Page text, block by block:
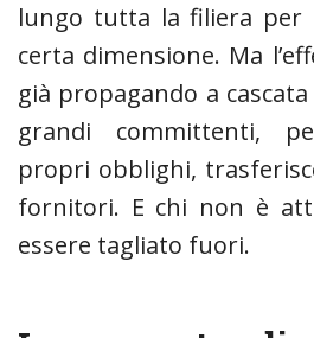
lungo tutta la filiera per
certa dimensione. Ma
già propagando a
grandi committenti,
propri obblighi,
fornitori. E chi non è
essere tagliato fuori.